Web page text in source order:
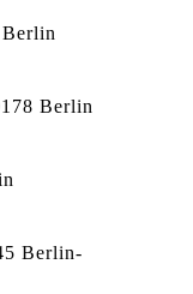
Berlin
Berlin
Berlin-